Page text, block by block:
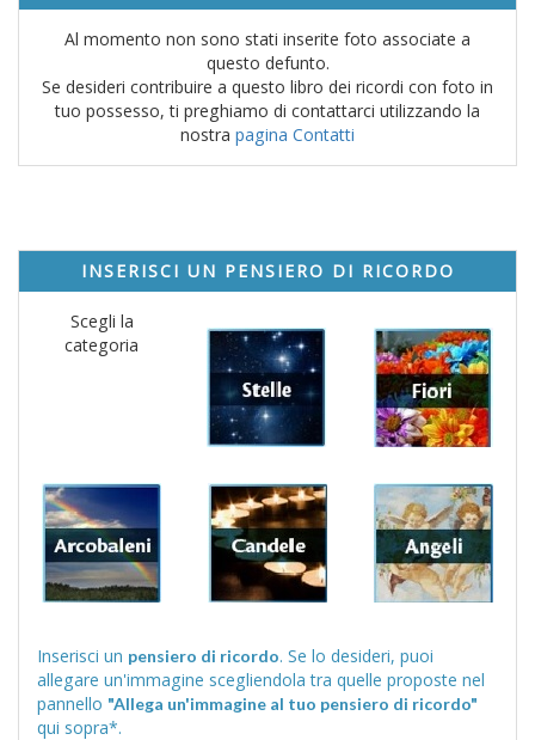
Al momento non sono stati inserite foto associate a
questo defunto.
Se desideri contribuire a questo libro dei ricordi con foto in
tuo possesso, ti preghiamo di contattarci utilizzando la
nostra pagina Contatti
INSERISCI UN PENSIERO DI RICORDO
Scegli la
categoria
Inserisci un pensiero di ricordo. Se lo desideri, puoi
allegare un'immagine scegliendola tra quelle proposte nel
pannello "Allega un'immagine al tuo pensiero di ricordo"
qui sopra*.